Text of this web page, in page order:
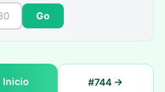
Go
Inicio #744 →